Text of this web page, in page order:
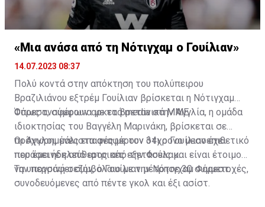
«Μια ανάσα από τη Νότιγχαμ ο Γουίλιαν»
14.07.2023 08:37
Πολύ κοντά στην απόκτηση του πολύπειρου
Βραζιλιάνου εξτρέμ Γουίλιαν βρίσκεται η Νότιγχαμ
Φόρεστ, σύμφωνα με τα βρετανικά ΜΜΕ.
Όπως αναφέρουν αρκετά media στην Αγγλία, η ομάδα
ιδιοκτησίας του Βαγγέλη Μαρινάκη, βρίσκεται σε
προχωρημένες επαφές με τον 34χρονο μεσοεπιθετικό
που έμεινε ελεύθερος από την Φούλαμ.
Οι Άγγλοι, μάλιστα αναφέρουν ότι ο Γουίλιαν έχει
περάσει ήδη από ιατρικές εξετάσεις και είναι έτοιμος
να υπογράψει συμβόλαιο με την Νότιγχαμ Φόρεστ.
Την περσινή σεζόν, ο Γουίλιαν μέτρησε 30 συμμετοχές,
συνοδευόμενες από πέντε γκολ και έξι ασίστ.